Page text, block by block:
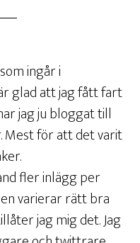
ingår i
glad att jag fått fart
jag ju bloggat till
Mest för att det varit
fler inlägg per
varierar rätt bra
jag mig det. Jag